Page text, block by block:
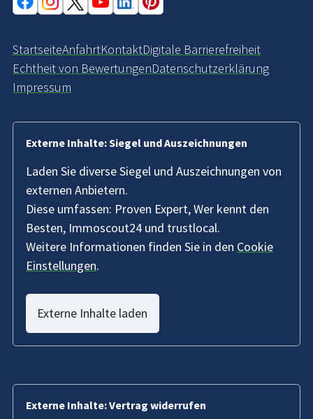
StartseiteAnfahrtKontaktDigitale Barrierefreiheit
Echtheit von BewertungenDatenschutzerklärung
Impressum
Externe Inhalte: Siegel und Auszeichnungen
Laden Sie diverse Siegel und Auszeichnungen von
externen Anbietern.
Diese umfassen: Proven Expert, Wer kennt den
Besten, Immoscout24 und trustlocal.
Weitere Informationen finden Sie in den Cookie
Einstellungen.
Externe Inhalte laden
Externe Inhalte: Vertrag widerrufen